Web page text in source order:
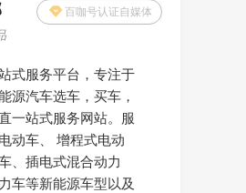
百咖号认证自媒体
式服务平台，专注于
源汽车选车，买车，
一站式服务网站。服
动车、 增程式电动
、插电式混合动力
车等新能源车型以及